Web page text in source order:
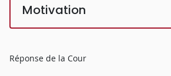
Motivation
Réponse de la Cour